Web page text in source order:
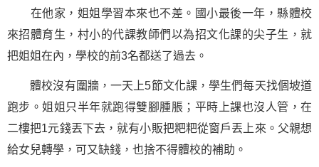
在他家，姐姐學習本來也不差。國小最後一年，縣體校
來招體育生，村小的代課教師們以為招文化課的尖子生，就
把姐姐在內，學校的前3名都送了過去。
體校沒有圍牆，一天上5節文化課，學生們每天找個坡道
跑步。姐姐只半年就跑得雙腳腫脹；平時上課也沒人管，在
二樓把1元錢丟下去，就有小販把粑粑從窗戶丟上來。父親想
給女兒轉學，可又缺錢，也捨不得體校的補助。